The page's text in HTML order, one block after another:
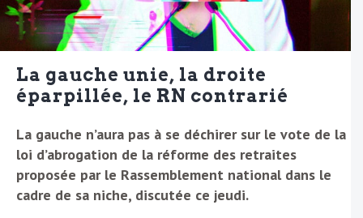
La gauche unie, la droite
éparpillée, le RN contrarié
La gauche n’aura pas à se déchirer sur le vote de la
loi d’abrogation de la réforme des retraites
proposée par le Rassemblement national dans le
cadre de sa niche, discutée ce jeudi.